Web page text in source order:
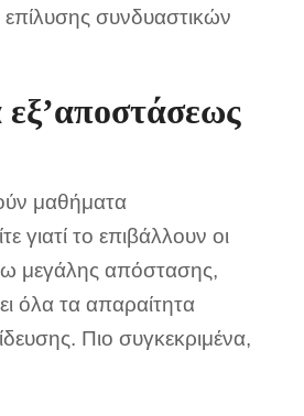
συνδυαστικών
μαθήματα
γιατί το επιβάλλουν οι
μεγάλης απόστασης,
όλα τα απαραίτητα
Πιο συγκεκριμένα,